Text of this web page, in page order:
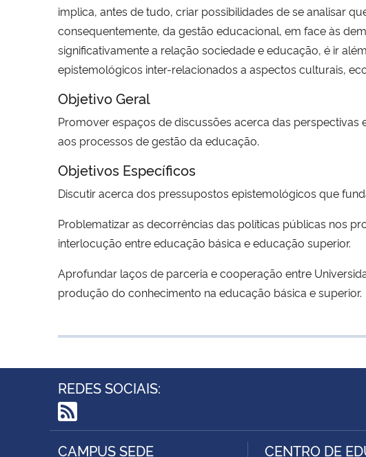
implica, antes de tudo, criar possibilidades de se analisar
consequentemente, da gestão educacional, em face às
significativamente a relação sociedade e educação, é ir
epistemológicos inter-relacionados a aspectos culturais,
Objetivo Geral
Promover espaços de discussões acerca das
aos processos de gestão da educação.
Objetivos Específicos
Discutir acerca dos pressupostos epistemológicos que
Problematizar as decorrências das políticas públicas nos
interlocução entre educação básica e educação superior.
Aprofundar laços de parceria e cooperação entre
produção do conhecimento na educação básica e superior.
REDES SOCIAIS:
RSS
CAMPUS SEDE
CENTRO DE